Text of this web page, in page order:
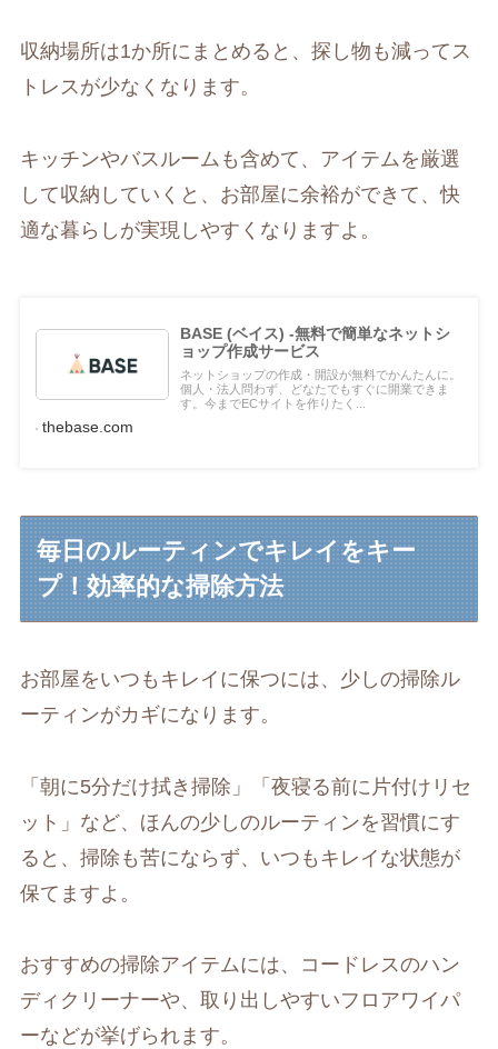
収納場所は1か所にまとめると、探し物も減ってス
トレスが少なくなります。
キッチンやバスルームも含めて、アイテムを厳選
して収納していくと、お部屋に余裕ができて、快
適な暮らしが実現しやすくなりますよ。
BASE (ベイス) -無料で簡単なネットシ
ョップ作成サービス
ネットショップの作成・開設が無料でかんたんに。
個人・法人問わず、どなたでもすぐに開業できま
す。今までECサイトを作りたく...
thebase.com
毎日のルーティンでキレイをキー
プ！効率的な掃除方法
お部屋をいつもキレイに保つには、少しの掃除ル
ーティンがカギになります。
「朝に5分だけ拭き掃除」「夜寝る前に片付けリセ
ット」など、ほんの少しのルーティンを習慣にす
ると、掃除も苦にならず、いつもキレイな状態が
保てますよ。
おすすめの掃除アイテムには、コードレスのハン
ディクリーナーや、取り出しやすいフロアワイパ
ーなどが挙げられます。